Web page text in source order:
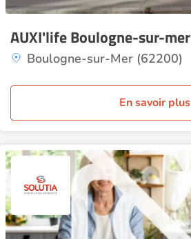
AUXI'life Boulogne-sur-mer
Boulogne-sur-Mer (62200)
En savoir plus